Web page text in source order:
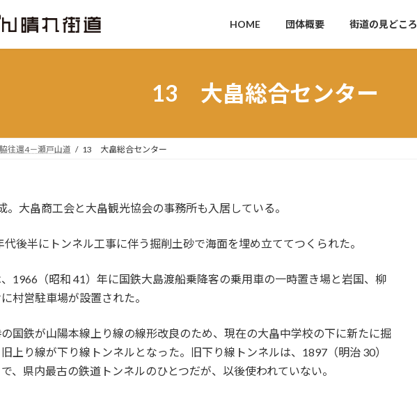
HOME 団体概要 街道の見どころ
13 大畠総合センター
脇往還4－瀬戸山道 13 大畠総合センター
大畠商工会と大畠観光協会の事務所も入居している。
後半にトンネル工事に伴う掘削土砂で海面を埋め立ててつくられた。
1966（昭和 41）年に国鉄大島渡船乗降客の乗用車の一時置き場と岩国、柳
村営駐車場が設置された。
国鉄が山陽本線上り線の線形改良のため、現在の大畠中学校の下に新たに掘
上り線が下り線トンネルとなった。旧下り線トンネルは、1897（明治 30）
、県内最古の鉄道トンネルのひとつだが、以後使われていない。